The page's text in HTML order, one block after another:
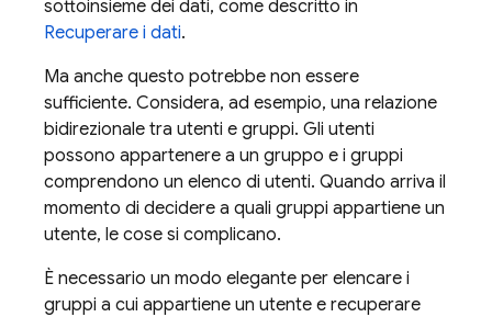
sottoinsieme dei dati, come descritto in
Recuperare i dati.
Ma anche questo potrebbe non essere
sufficiente. Considera, ad esempio, una relazione
bidirezionale tra utenti e gruppi. Gli utenti
possono appartenere a un gruppo e i gruppi
comprendono un elenco di utenti. Quando arriva il
momento di decidere a quali gruppi appartiene un
utente, le cose si complicano.
È necessario un modo elegante per elencare i
gruppi a cui appartiene un utente e recuperare